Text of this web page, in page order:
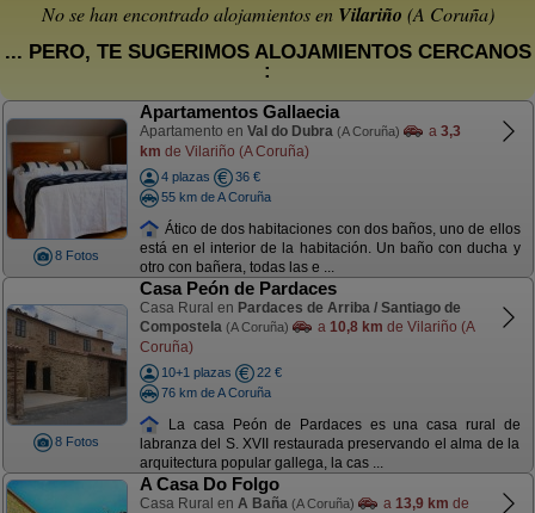
No se han encontrado alojamientos en Vilariño (A Coruña)
... PERO, TE SUGERIMOS ALOJAMIENTOS CERCANOS
:
8 Fotos
Apartamentos Gallaecia
Apartamento en Val do Dubra (A Coruña) a 3,3
km de Vilariño (A Coruña)
4 plazas
36 €
55 km de A Coruña
Ático de dos habitaciones con dos baños, uno de ellos
está en el interior de la habitación. Un baño con ducha y
otro con bañera, todas las e ...
8 Fotos
Casa Peón de Pardaces
Casa Rural en Pardaces de Arriba / Santiago de
Compostela (A Coruña) a 10,8 km de Vilariño (A
Coruña)
10+1 plazas
22 €
76 km de A Coruña
La casa Peón de Pardaces es una casa rural de
labranza del S. XVII restaurada preservando el alma de la
arquitectura popular gallega, la cas ...
A Casa Do Folgo
Casa Rural en A Baña (A Coruña) a 13,9 km de